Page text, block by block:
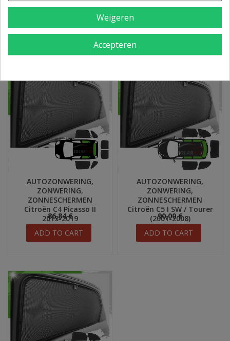
CITROEN C4 I 2004-2010
ADD TO CART
Citroën C5 II Tourer
ADD TO CART
AUTOZONWERING,
ZONWERING,
ZONNESCHERMEN
Citroën C4 Picasso II
2013-2019
86,84 €
ADD TO CART
AUTOZONWERING,
ZONWERING,
ZONNESCHERMEN
Citroën C5 I SW / Tourer
(2001-2008)
90,00 €
ADD TO CART
Weigeren
Accepteren